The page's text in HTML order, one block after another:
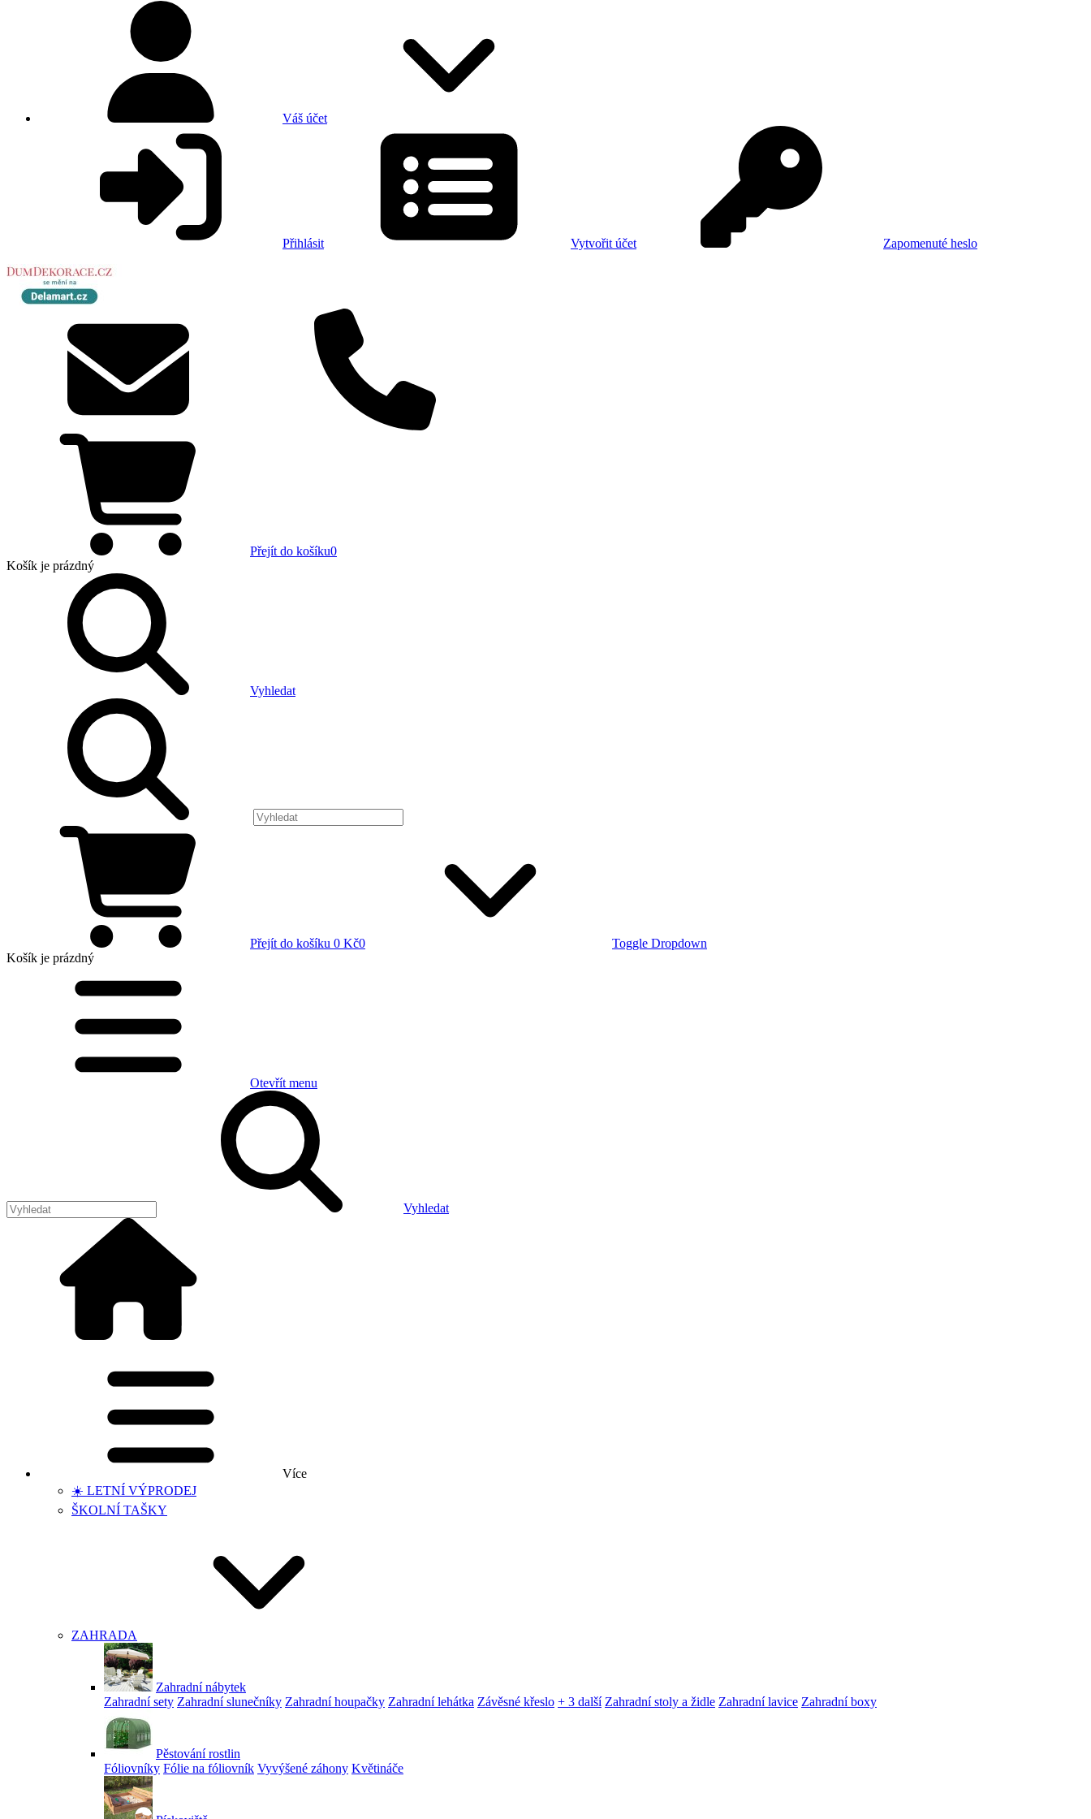
Váš účet
Přihlásit Vytvořit účet Zapomenuté heslo
Přejít do košíku0
Košík je prázdný
Vyhledat
Přejít do košíku 0 Kč0
Toggle Dropdown
Košík je prázdný
Otevřít menu
Vyhledat
Více
☀️ LETNÍ VÝPRODEJ
ŠKOLNÍ TAŠKY
ZAHRADA
Zahradní nábytek
Zahradní sety Zahradní slunečníky Zahradní houpačky Zahradní lehátka Závěsné křeslo + 3 další Zahradní stoly a židle Zahradní lavice Zahradní boxy
Pěstování rostlin
Fóliovníky Fólie na fóliovník Vyvýšené záhony Květináče